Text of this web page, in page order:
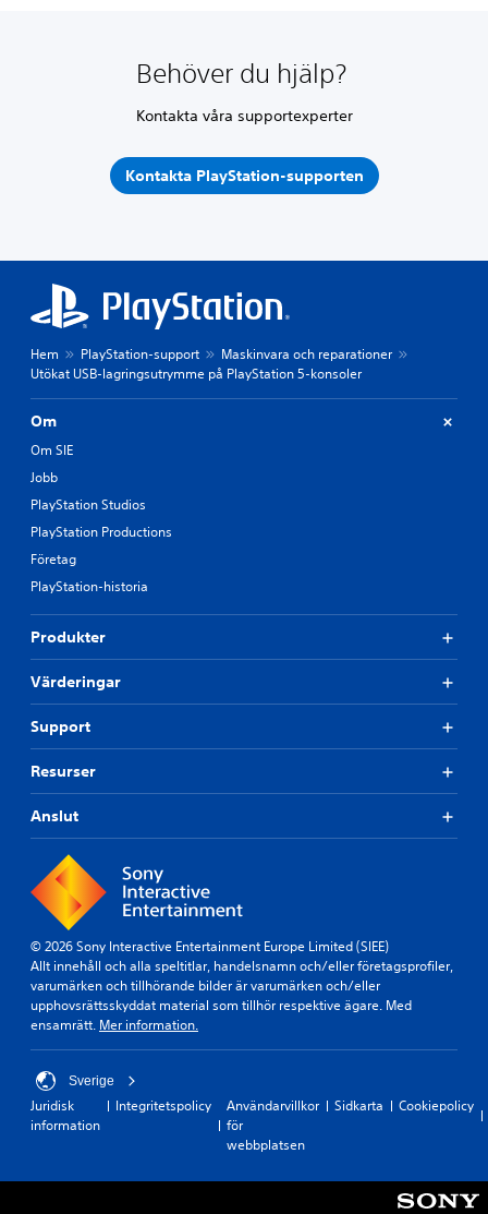
Behöver du hjälp?
Kontakta våra supportexperter
Kontakta PlayStation-supporten
Hem PlayStation-support
Maskinvara och reparationer
Utökat USB-lagringsutrymme på PlayStation 5-konsoler
Om
Om SIE
Jobb
PlayStation Studios
PlayStation Productions
Företag
PlayStation-historia
Produkter
Värderingar
Support
Resurser
Anslut
© 2026 Sony Interactive Entertainment Europe Limited (SIEE)
Allt innehåll och alla speltitlar, handelsnamn och/eller företagsprofiler,
varumärken och tillhörande bilder är varumärken och/eller
upphovsrättsskyddat material som tillhör respektive ägare. Med
ensamrätt. Mer information.
Sverige
Juridisk
information
Integritetspolicy
Användarvillkor
för
webbplatsen
Sidkarta Cookiepolicy